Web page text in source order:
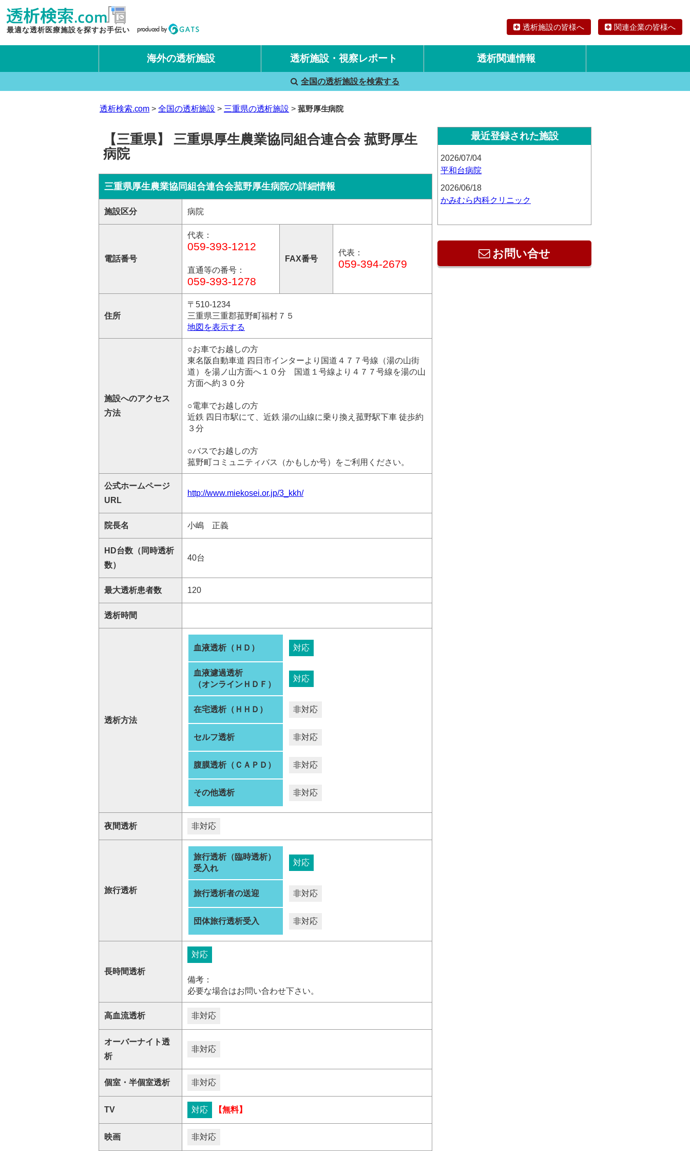
最適な透析医療施設を探すお手伝い 透析施設の皆様へ 関連企業の皆様へ
海外の透析施設 透析施設・視察レポート
国内旅行透析レポート
海外旅行透析レポート
透析関連情報
全国の透析施設を検索する
透析検索.com 全国の透析施設 三重県の透析施設 菰野厚生病院
【三重県】 三重県厚生農業協同組合連合会 菰野厚生
病院
三重県厚生農業協同組合連合会菰野厚生病院の詳細情報
施設区分 病院
電話番号
代表：
059-393-1212
直通等の番号：
059-393-1278
FAX番号
代表：
059-394-2679
住所
〒510-1234
三重県三重郡菰野町福村７５
地図を表示する
施設へのアクセス
方法
○お車でお越しの方
東名阪自動車道 四日市インターより国道４７７号線（湯の山街
道）を湯ノ山方面へ１０分 国道１号線より４７７号線を湯の山
方面へ約３０分
○電車でお越しの方
近鉄 四日市駅にて、近鉄 湯の山線に乗り換え菰野駅下車 徒歩約
３分
○バスでお越しの方
菰野町コミュニティバス（かもしか号）をご利用ください。
公式ホームページ
URL
http://www.miekosei.or.jp/3_kkh/
院長名 小嶋 正義
HD台数（同時透析
数）
40台
最大透析患者数 120
透析時間
透析方法
血液透析（ＨＤ） 対応
血液濾過透析
（オンラインＨＤＦ）
対応
在宅透析（ＨＨＤ） 非対応
セルフ透析 非対応
腹膜透析（ＣＡＰＤ） 非対応
その他透析 非対応
夜間透析 非対応
旅行透析
旅行透析（臨時透析）
受入れ
対応
旅行透析者の送迎 非対応
団体旅行透析受入 非対応
長時間透析
対応
備考：
必要な場合はお問い合わせ下さい。
高血流透析 非対応
オーバーナイト透
析
非対応
個室・半個室透析 非対応
TV 対応 【無料】
映画 非対応
最近登録された施設
2026/07/04
平和台病院
2026/06/18
かみむら内科クリニック
お問い合せ